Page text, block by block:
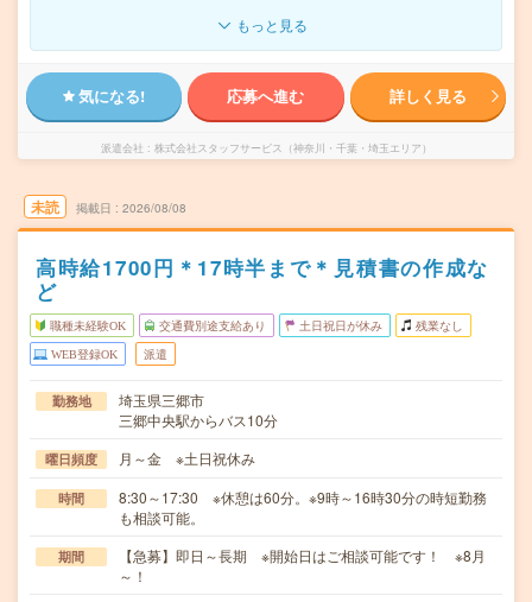
もっと見る
気になる! 応募へ進む 詳しく見る
派遣会社 株式会社スタッフサービス（神奈川・千葉・埼玉エリア）
未読 掲載日 2026/08/08
高時給1700円＊17時半まで＊見積書の作成な
ど
職種未経験OK 交通費別途支給あり 土日祝日が休み 残業なし
WEB登録OK 派遣
勤務地
埼玉県三郷市
三郷中央駅からバス10分
曜日頻度 月～金 ※土日祝休み
時間
8:30～17:30 ※休憩は60分。※9時～16時30分の時短勤務
も相談可能。
期間
【急募】即日～長期 ※開始日はご相談可能です！ ※8月
～！